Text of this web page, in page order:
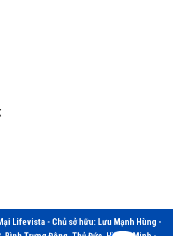
Lifevista - Chủ sở hữu: Lưu Mạnh Hùng -